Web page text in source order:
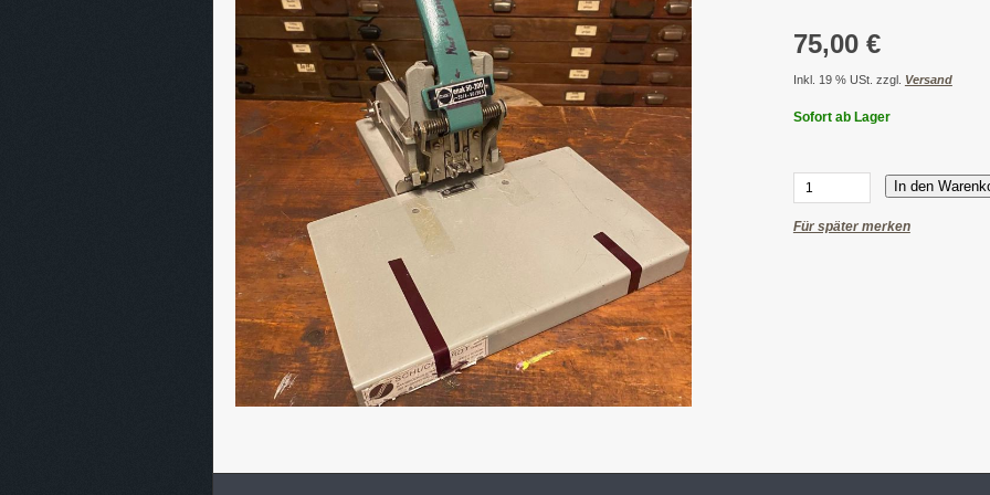
75,00 €
Inkl. 19 % USt. zzgl. Versand
Sofort ab Lager
In den
Für später merken